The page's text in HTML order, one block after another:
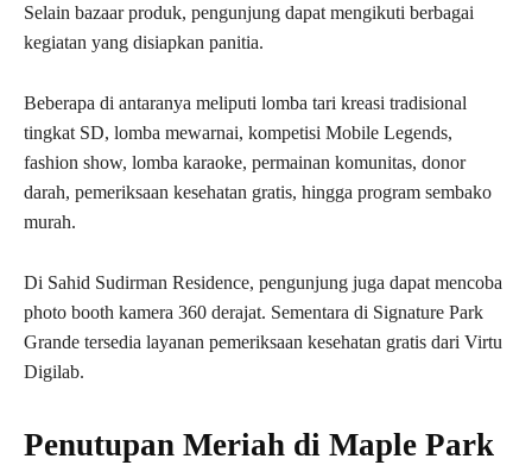
Selain bazaar produk, pengunjung dapat mengikuti berbagai
kegiatan yang disiapkan panitia.
Beberapa di antaranya meliputi lomba tari kreasi tradisional
tingkat SD, lomba mewarnai, kompetisi Mobile Legends,
fashion show, lomba karaoke, permainan komunitas, donor
darah, pemeriksaan kesehatan gratis, hingga program sembako
murah.
Di Sahid Sudirman Residence, pengunjung juga dapat mencoba
photo booth kamera 360 derajat. Sementara di Signature Park
Grande tersedia layanan pemeriksaan kesehatan gratis dari Virtu
Digilab.
Penutupan Meriah di Maple Park